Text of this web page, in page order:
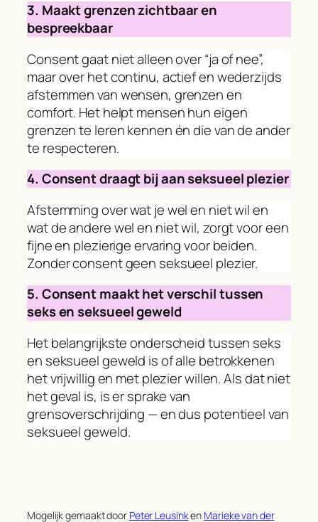
3. Maakt grenzen zichtbaar en
bespreekbaar
Consent gaat niet alleen over “ja of nee”,
maar over het continu, actief en wederzijds
afstemmen van wensen, grenzen en
comfort. Het helpt mensen hun eigen
grenzen te leren kennen én die van de ander
te respecteren.
4. Consent draagt bij aan seksueel plezier
Afstemming over wat je wel en niet wil en
wat de andere wel en niet wil, zorgt voor een
fijne en plezierige ervaring voor beiden.
Zonder consent geen seksueel plezier.
5. Consent maakt het verschil tussen
seks en seksueel geweld
Het belangrijkste onderscheid tussen seks
en seksueel geweld is of alle betrokkenen
het vrijwillig en met plezier willen. Als dat niet
het geval is, is er sprake van
grensoverschrijding — en dus potentieel van
seksueel geweld.
Mogelijk gemaakt door Peter Leusinken Marieke van der